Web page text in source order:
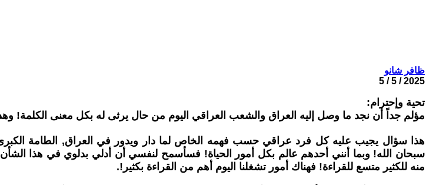
ظافر شانو
2025 / 5 / 5
تحية وإحترام:
مؤلم جداً أن نجد ما وصل إليه العراق والشعب العراقي اليوم من حال يرثى له بكل معنى الكلمة!
هذا سؤال يجيب عليه كل فرد عراقي حسب فهمه الخاص لما دار ويدور في العراق, الطامة الكبرى
سبحان الله! وبما أنني أحدهم عالم بكل أمور الحياة! فسأسمح لنفسي أن أدلي بدلوي في هذا
منه للكثير متسع للقراءة! فهناك أمور تشغلنا اليوم أهم من القراءة بكثير!.